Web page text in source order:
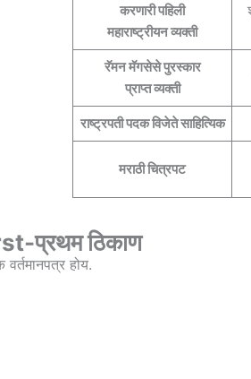
करणारी पहिली
महाराष्ट्रीयन व्यक्ती
रॅमन मॅगसेसे पुरस्कार
प्राप्त व्यक्ती
राष्ट्रपती पदक विजेते साहित्यिक
मराठी चित्रपट
प्रथम ठिकाण
होय.